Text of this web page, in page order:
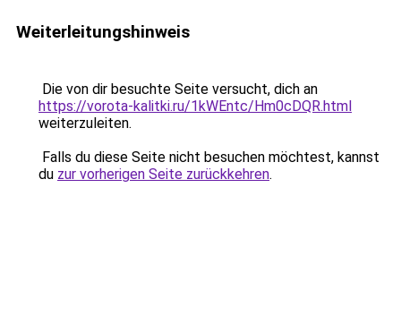
Weiterleitungshinweis
Die von dir besuchte Seite versucht, dich an
https://vorota-kalitki.ru/1kWEntc/Hm0cDQR.html
weiterzuleiten.
Falls du diese Seite nicht besuchen möchtest, kannst
du zur vorherigen Seite zurückkehren.